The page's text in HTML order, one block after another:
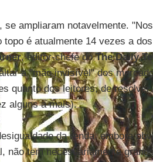
ampliaram notavelmente. "Nos
é atualmente 14 vezes a
, editor-chefe doThe Daily
a "mão invisível" dos
quanto dos leitores, de resolver
alguns a mais).
da renda, embora
não tem necessariamente